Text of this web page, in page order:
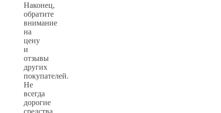
Наконец,
обратите
внимание
на
цену
и
отзывы
других
покупателей.
Не
всегда
дорогие
средства